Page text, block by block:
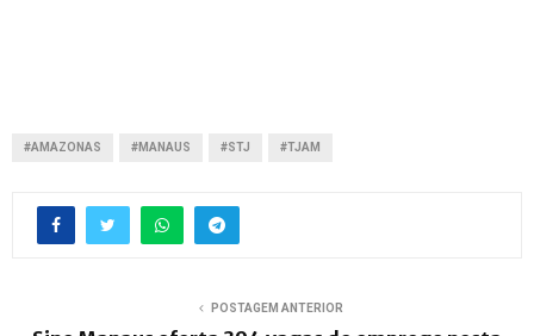
#AMAZONAS #MANAUS #STJ #TJAM
POSTAGEM ANTERIOR